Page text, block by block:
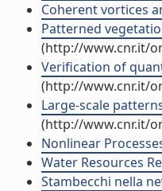
Coherent vortices
Patterned
(http://www.cnr.it/
Verification of
(http://www.cnr.it/
Large-scale
(http://www.cnr.it/
Nonlinear
Water Resources
Stambecchi nella